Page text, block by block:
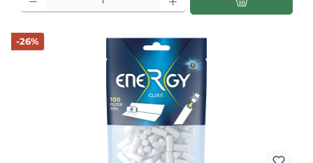
-26%Rabatt